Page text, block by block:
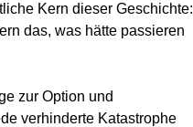
Kern dieser Geschichte:
das, was hätte passieren
zur Option und
verhinderte Katastrophe